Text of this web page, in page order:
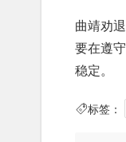
曲靖劝
要在遵
稳定。
标签：